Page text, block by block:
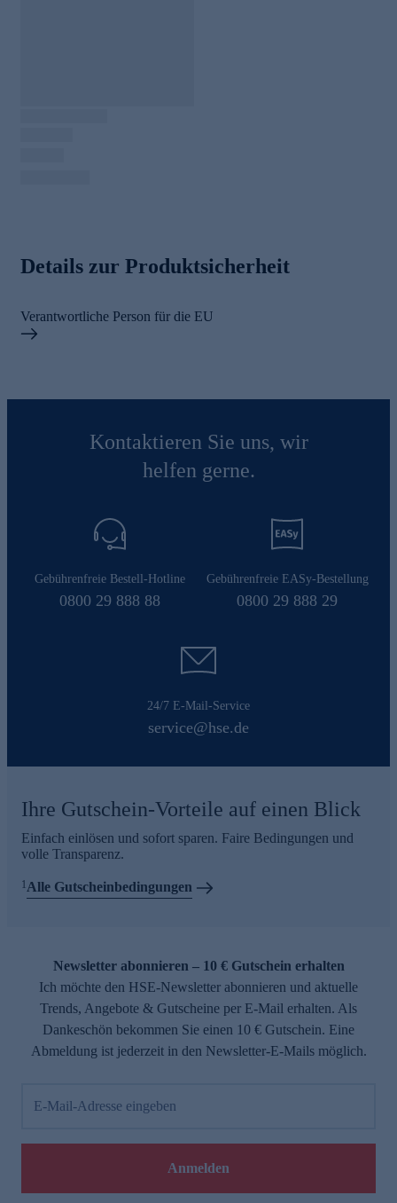
Details zur Produktsicherheit
Verantwortliche Person für die EU
Kontaktieren Sie uns, wir
helfen gerne.
Gebührenfreie Bestell-Hotline
0800 29 888 88
Gebührenfreie EASy-Bestellung
0800 29 888 29
24/7 E-Mail-Service
service@hse.de
Ihre Gutschein-Vorteile auf einen Blick
Einfach einlösen und sofort sparen. Faire Bedingungen und
volle Transparenz.
1 Alle Gutscheinbedingungen
Newsletter abonnieren – 10 € Gutschein erhalten
Ich möchte den HSE-Newsletter abonnieren und aktuelle
Trends, Angebote & Gutscheine per E-Mail erhalten. Als
Dankeschön bekommen Sie einen 10 € Gutschein. Eine
Abmeldung ist jederzeit in den Newsletter-E-Mails möglich.
E-Mail-Adresse eingeben
Anmelden